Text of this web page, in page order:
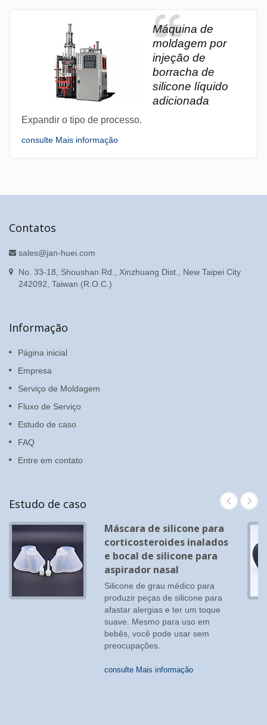
Máquina de
moldagem por
injeção de
borracha de
silicone líquido
adicionada
Expandir o tipo de processo.
consulte Mais informação
Contatos
sales@jan-huei.com
No. 33-18, Shoushan Rd., Xinzhuang Dist., New Taipei City
242092, Taiwan (R.O.C.)
Informação
Página inicial
Empresa
Serviço de Moldagem
Fluxo de Serviço
Estudo de caso
FAQ
Entre em contato
Estudo de caso
Máscara de silicone para
corticosteroides inalados
e bocal de silicone para
aspirador nasal
Silicone de grau médico para
produzir peças de silicone para
afastar alergias e ter um toque
suave. Mesmo para uso em
bebês, você pode usar sem
preocupações.
consulte Mais informação